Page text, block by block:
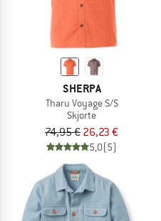
SHERPA
Tharu Voyage S/S
Skjorte
74,95 € 26,23 €
5,0(5)